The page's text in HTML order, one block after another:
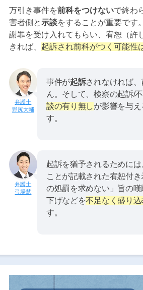
万引き事件を前科をつけないで終わ
害者側と示談をすることが重要です
謝罪を受け入れてもらい、宥恕（許
きれば、 起訴され前科がつく可能性
野尻大輔
事件が起訴されなければ
ん。そして、検察の起訴/
談の有り無しが影響を与
す。
弓場慧
起訴を猶予されるためには
ことが記載された宥恕付
の処罰を求めない」旨の
下げなどを不足なく盛り込
す。